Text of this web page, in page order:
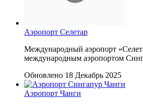
Аэропорт Селетар
Международный аэропорт
международным аэропортом
Обновлено 18 Декабрь 2025
Аэропорт Чанги